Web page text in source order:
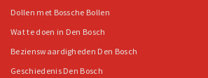
Dollen met Bossche Bollen
Wat te doen in Den Bosch
Bezienswaardigheden Den Bosch
Geschiedenis Den Bosch